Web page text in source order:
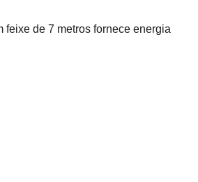
feixe de 7 metros fornece energia